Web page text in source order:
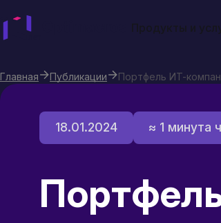
Продукты и
Главная Публикации Портфель ИТ-
18.01.2024 ≈ 1 минута